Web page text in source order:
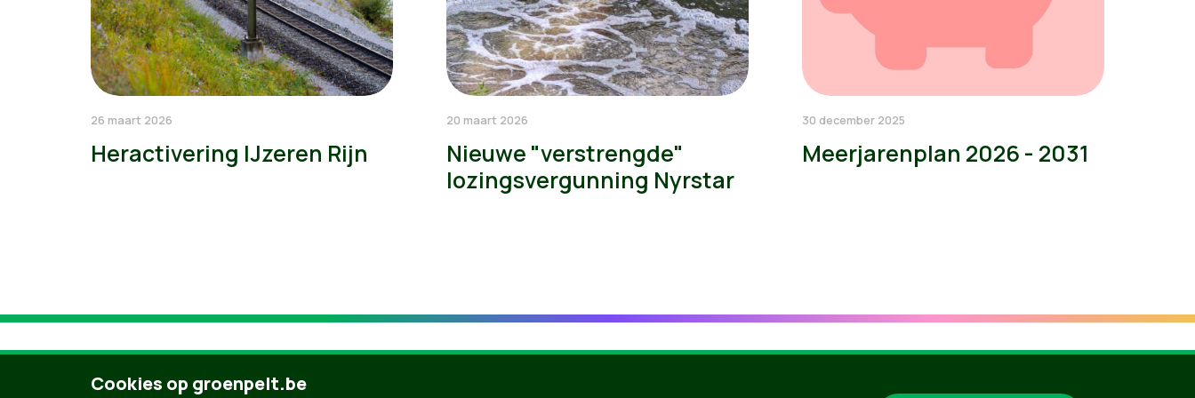
26 maart 2026
Heractivering IJzeren Rijn
20 maart 2026
Nieuwe "verstrengde"
lozingsvergunning Nyrstar
30 december 2025
Meerjarenplan 2026 - 2031
Cookies op groenpelt.be